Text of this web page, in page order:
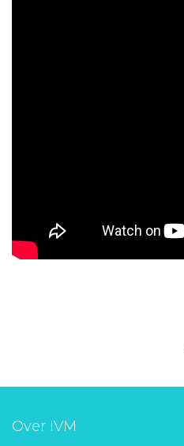
Over IVM